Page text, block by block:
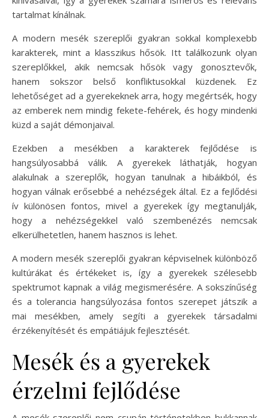
tartalmat kínálnak.
A modern mesék szereplői gyakran sokkal komplexebb
karakterek, mint a klasszikus hősök. Itt találkozunk olyan
szereplőkkel, akik nemcsak hősök vagy gonosztevők,
hanem sokszor belső konfliktusokkal küzdenek. Ez
lehetőséget ad a gyerekeknek arra, hogy megértsék, hogy
az emberek nem mindig fekete-fehérek, és hogy mindenki
küzd a saját démonjaival.
Ezekben a mesékben a karakterek fejlődése is
hangsúlyosabbá válik. A gyerekek láthatják, hogyan
alakulnak a szereplők, hogyan tanulnak a hibáikból, és
hogyan válnak erősebbé a nehézségek által. Ez a fejlődési
ív különösen fontos, mivel a gyerekek így megtanulják,
hogy a nehézségekkel való szembenézés nemcsak
elkerülhetetlen, hanem hasznos is lehet.
A modern mesék szereplői gyakran képviselnek különböző
kultúrákat és értékeket is, így a gyerekek szélesebb
spektrumot kapnak a világ megismerésére. A sokszínűség
és a tolerancia hangsúlyozása fontos szerepet játszik a
mai mesékben, amely segíti a gyerekek társadalmi
érzékenyítését és empátiájuk fejlesztését.
Mesék és a gyerekek
érzelmi fejlődése